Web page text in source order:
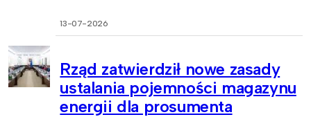
13-07-2026
Rząd zatwierdził nowe zasady
ustalania pojemności magazynu
energii dla prosumenta